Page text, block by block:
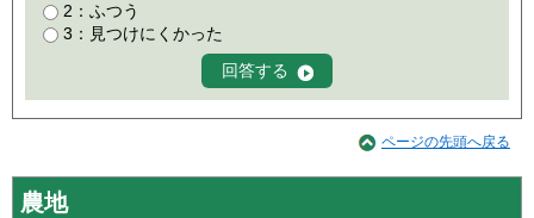
2：ふつう
3：見つけにくかった
ページの先頭へ戻る
農地